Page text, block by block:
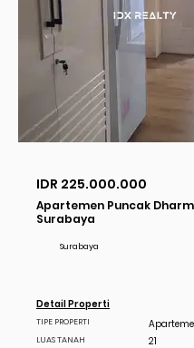
IDR 225.000.000
Apartemen Puncak
Surabaya
Surabaya
Detail Properti
TIPE PROPERTI
LUAS TANAH
21